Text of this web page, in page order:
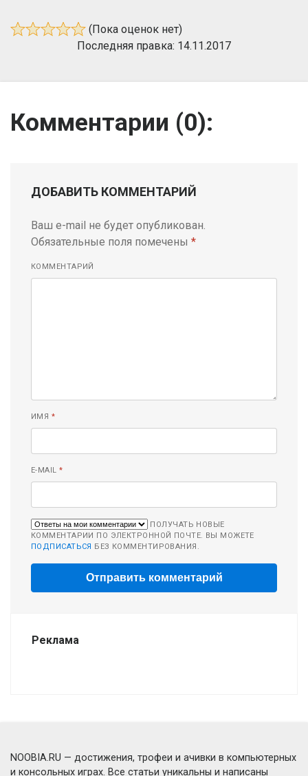
(Пока оценок нет)
Последняя правка: 14.11.2017
Комментарии (0):
ДОБАВИТЬ КОММЕНТАРИЙ
Ваш e-mail не будет опубликован.
Обязательные поля помечены *
КОММЕНТАРИЙ
ИМЯ *
E-MAIL*
ПОЛУЧАТЬ НОВЫЕ
КОММЕНТАРИИ ПО ЭЛЕКТРОННОЙ ПОЧТЕ. ВЫ МОЖЕТЕ
ПОДПИСАТЬСЯ БЕЗ КОММЕНТИРОВАНИЯ.
Реклама
NOOBIA.RU — достижения, трофеи и ачивки в компьютерных
и консольных играх. Все статьи уникальны и написаны